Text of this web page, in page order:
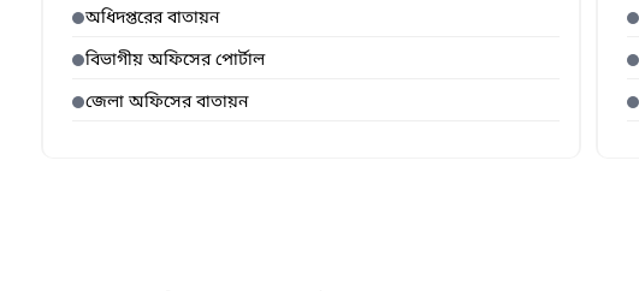
অধিদপ্তরের বাতায়ন
বিভাগীয় অফিসের পোর্টাল
জেলা অফিসের বাতায়ন